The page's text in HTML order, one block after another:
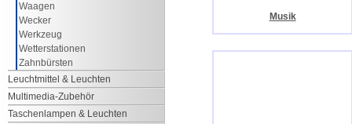
Waagen
Wecker
Werkzeug
Wetterstationen
Zahnbürsten
Leuchtmittel & Leuchten
Multimedia-Zubehör
Taschenlampen & Leuchten
Musik